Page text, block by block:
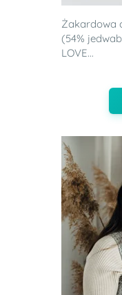
Żakardowa
(54%
LOVE...